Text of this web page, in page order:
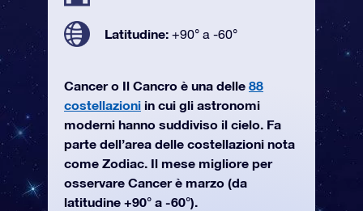
Latitudine: +90° a -60°
Cancer o Il Cancro è una delle 88
costellazioni in cui gli astronomi
moderni hanno suddiviso il cielo. Fa
parte dell’area delle costellazioni nota
come Zodiac. Il mese migliore per
osservare Cancer è marzo (da
latitudine +90° a -60°).